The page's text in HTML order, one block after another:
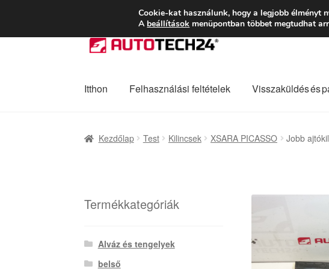
SZÁLLÍTÁS 2618 Ft-tól
Ugrás
a
Kilépés
a
Itthon Felhasználási feltételek Visszaküldés és
Kezdőlap Test Kilincsek XSARA PICASSO Jobb
Termékkategóriák
Alváz és tengelyek
belső
Cookie-kat használunk, hogy a legjobb élményt
A beállítások menüpontban többet megtudhat